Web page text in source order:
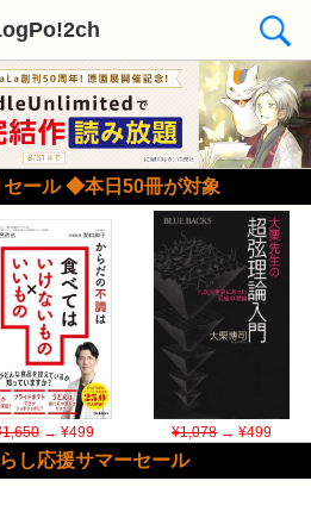
ール ◆本日50冊が対象
→ ¥499 ¥1,078→ ¥499
し応援サマーセール